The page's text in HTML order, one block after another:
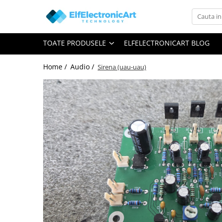
Toate Produsele
Audio
Instrumente de masura si control
Clesti Ampermetrici
Multimetre Digitale
Scule Atelier
Surse de alimentare
Termometre
Osciloscoape
Osciloscoape AXIOMET
TOATE PRODUSELE ELFELECTRONICART BLOG
Home / Audio / Sirena (uau-uau)